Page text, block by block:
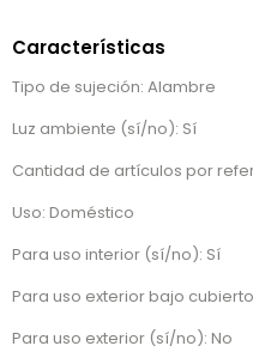
Características
Tipo de sujeción: Alambre
Luz ambiente (sí/no): Sí
Cantidad de artículos por
Uso: Doméstico
Para uso interior (sí/no): Sí
Para uso exterior bajo
Para uso exterior (sí/no): No